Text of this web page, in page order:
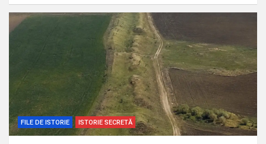
FILE DE ISTORIE ISTORIE SECRETĂ